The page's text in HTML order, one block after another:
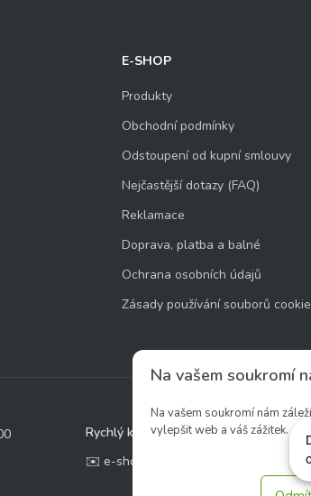
Na vašem soukromí
Na vašem soukromí nám
vylepšit web a váš zážitek.
E-SHOP
Produkty
Obchodní podmínky
Odstoupení od kupní smlouvy
Nejčastější dotazy (FAQ)
Reklamace
Doprava, platba a balné
Ochrana osobních údajů
Zásady používání souborů cookie
Rychlý kontakt:
✉️ e-shop@zcstrakovo.cz